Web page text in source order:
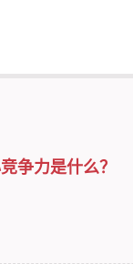
争力是什么？